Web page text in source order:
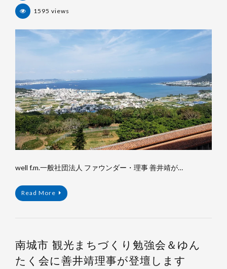
浦
1595 views
well f.m.一般社団法人 ファウンダー・理事 善井靖が…
Read More
南城市 観光まちづくり勉強会＆ゆん
たく会に善井靖理事が登壇します